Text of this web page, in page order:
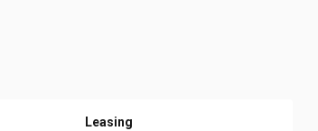
Leasing